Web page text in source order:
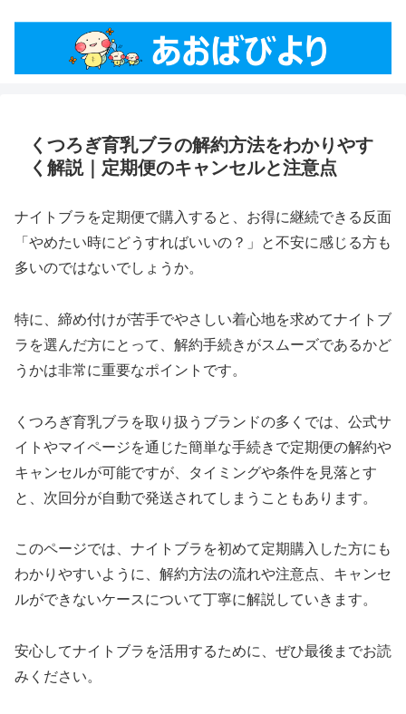
くつろぎ育乳ブラの解約方法をわかりやす
く解説｜定期便のキャンセルと注意点
ナイトブラを定期便で購入すると、お得に継続できる反面
「やめたい時にどうすればいいの？」と不安に感じる方も
多いのではないでしょうか。
特に、締め付けが苦手でやさしい着心地を求めてナイトブ
ラを選んだ方にとって、解約手続きがスムーズであるかど
うかは非常に重要なポイントです。
くつろぎ育乳ブラを取り扱うブランドの多くでは、公式サ
イトやマイページを通じた簡単な手続きで定期便の解約や
キャンセルが可能ですが、タイミングや条件を見落とす
と、次回分が自動で発送されてしまうこともあります。
このページでは、ナイトブラを初めて定期購入した方にも
わかりやすいように、解約方法の流れや注意点、キャンセ
ルができないケースについて丁寧に解説していきます。
安心してナイトブラを活用するために、ぜひ最後までお読
みください。